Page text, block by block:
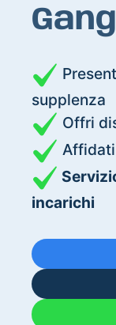
supplenza
Offri
incarichi